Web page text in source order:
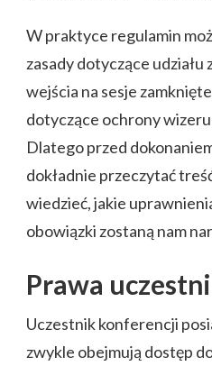
W praktyce regulamin
zasady dotyczące
wejścia na sesje
dotyczące ochrony
Dlatego przed
dokładnie przeczytać
wiedzieć, jakie
obowiązki zostaną nam
Prawa
Uczestnik konferencji
zwykle obejmują dostęp